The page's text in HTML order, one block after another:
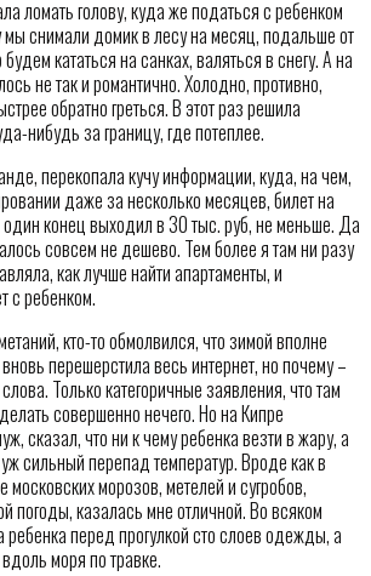
ломать голову, куда же податься с ребенком
снимали домик в лесу на месяц, подальше от
кататься на санках, валяться в снегу. А на
не так и романтично. Холодно, противно,
обратно греться. В этот раз решила
нибудь за границу, где потеплее.
перекопала кучу информации, куда, на чем,
даже за несколько месяцев, билет на
один конец выходил в 30 тыс. руб, не меньше. Да
совсем не дешево. Тем более я там ни разу
как лучше найти апартаменты, и
с ребенком.
кто-то обмолвился, что зимой вполне
перешерстила весь интернет, но почему –
Только категоричные заявления, что там
совершенно нечего. Но на Кипре
сказал, что ни к чему ребенка везти в жару, а
уж сильный перепад температур. Вроде как в
московских морозов, метелей и сугробов,
погоды, казалась мне отличной. Во всяком
ребенка перед прогулкой сто слоев одежды, а
вдоль моря по травке.